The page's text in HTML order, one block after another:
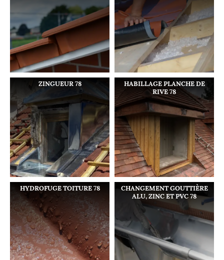
ZINGUEUR 78
HABILLAGE PLANCHE DE
RIVE 78
HYDROFUGE TOITURE 78
CHANGEMENT GOUTTIÈRE
ALU, ZINC ET PVC 78